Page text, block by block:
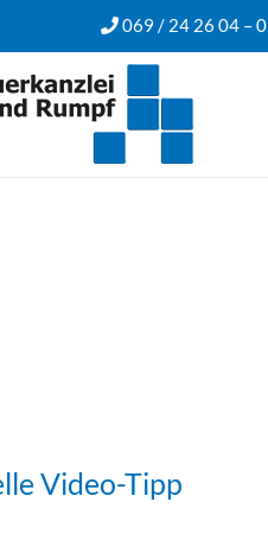
069 / 24 26 04 – 0
Video-Tipp